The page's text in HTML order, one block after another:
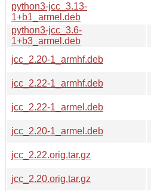
python3-jcc_3.13-
1+b1_armel.deb
python3-jcc_3.6-
1+b3_armel.deb
jcc_2.20-1_armhf.deb
jcc_2.22-1_armhf.deb
jcc_2.22-1_armel.deb
jcc_2.20-1_armel.deb
jcc_2.22.orig.tar.gz
jcc_2.20.orig.tar.gz